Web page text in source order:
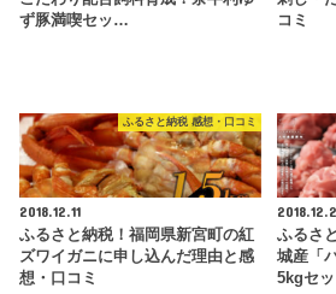
ず豚満喫セッ…
コミ
ふるさと納税 感想・口コミ
2018.12.11
ふるさと納税！福岡県新宮町の紅
ズワイガニに申し込んだ理由と感
想・口コミ
2018.12.2
ふるさ
城産「
5kgセ